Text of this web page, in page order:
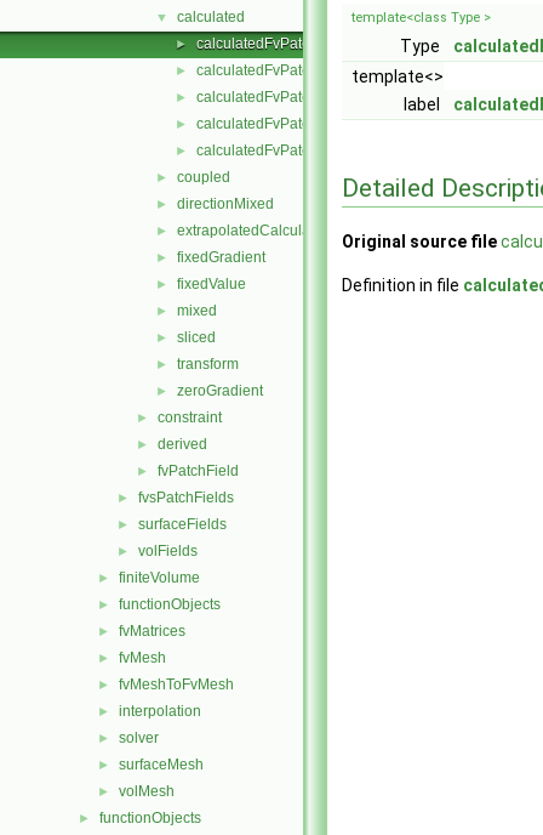
▼ calculated
► calculatedFvPatchField.C
► calculatedFvPatchField.H
► calculatedFvPatchFields.C
► calculatedFvPatchFields.H
► calculatedFvPatchFieldsFwd.H
► coupled
► directionMixed
► extrapolatedCalculated
► fixedGradient
► fixedValue
► mixed
► sliced
► transform
► zeroGradient
► constraint
► derived
► fvPatchField
► fvsPatchFields
► surfaceFields
► volFields
► finiteVolume
► functionObjects
► fvMatrices
► fvMesh
► fvMeshToFvMesh
► interpolation
► solver
► surfaceMesh
► volMesh
► functionObjects
template<class Type >
Type
template<>
label
Detailed
Original source file
Definition in file